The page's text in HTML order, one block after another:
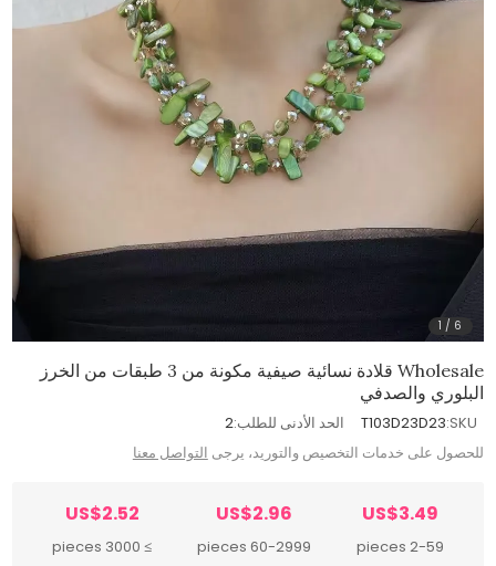
1 / 6
Wholesale قلادة نسائية صيفية مكونة من 3 طبقات من الخرز
البلوري والصدفي
SKU:
T103D23D23 الحد الأدنى للطلب:2
للحصول على خدمات التخصيص والتوريد، يرجى التواصل معنا
US$3.49
2-59 pieces
US$2.96
60-2999 pieces
US$2.52
≥ 3000 pieces